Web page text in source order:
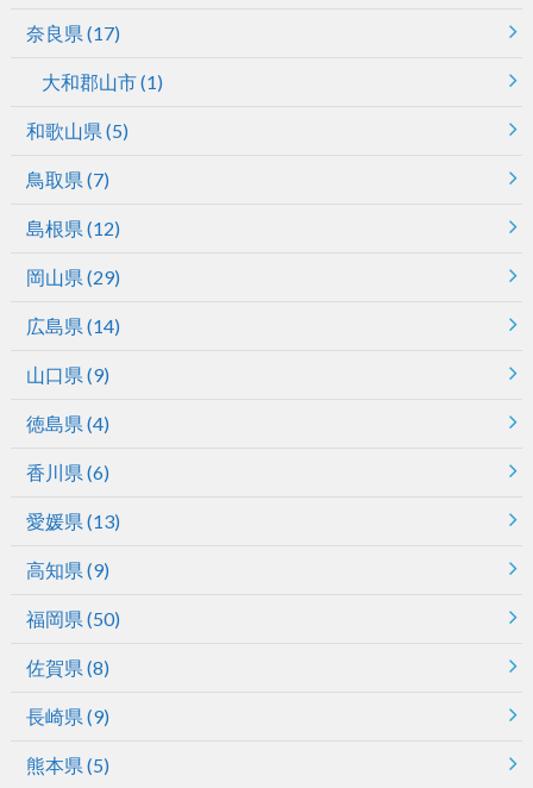
奈良県 (17)
大和郡山市(1)
和歌山県 (5)
鳥取県 (7)
島根県 (12)
岡山県 (29)
広島県 (14)
山口県 (9)
徳島県 (4)
香川県 (6)
愛媛県 (13)
高知県 (9)
福岡県 (50)
佐賀県 (8)
長崎県 (9)
熊本県 (5)